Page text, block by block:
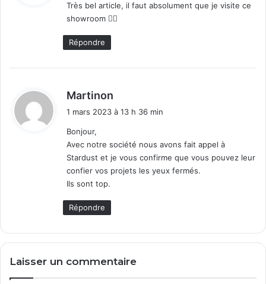
:
Très bel article, il faut absolument que je visite ce
showroom ✌🏻
Répondre
Martinon
:
1 mars 2023 à 13 h 36 min
Bonjour,
Avec notre société nous avons fait appel à
Stardust et je vous confirme que vous pouvez leur
confier vos projets les yeux fermés.
Ils sont top.
Répondre
Laisser un commentaire